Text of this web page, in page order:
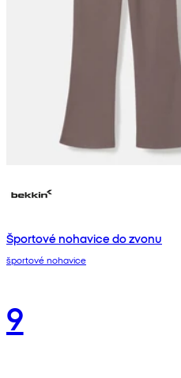
Športové nohavice do zvonu
športové nohavice
9